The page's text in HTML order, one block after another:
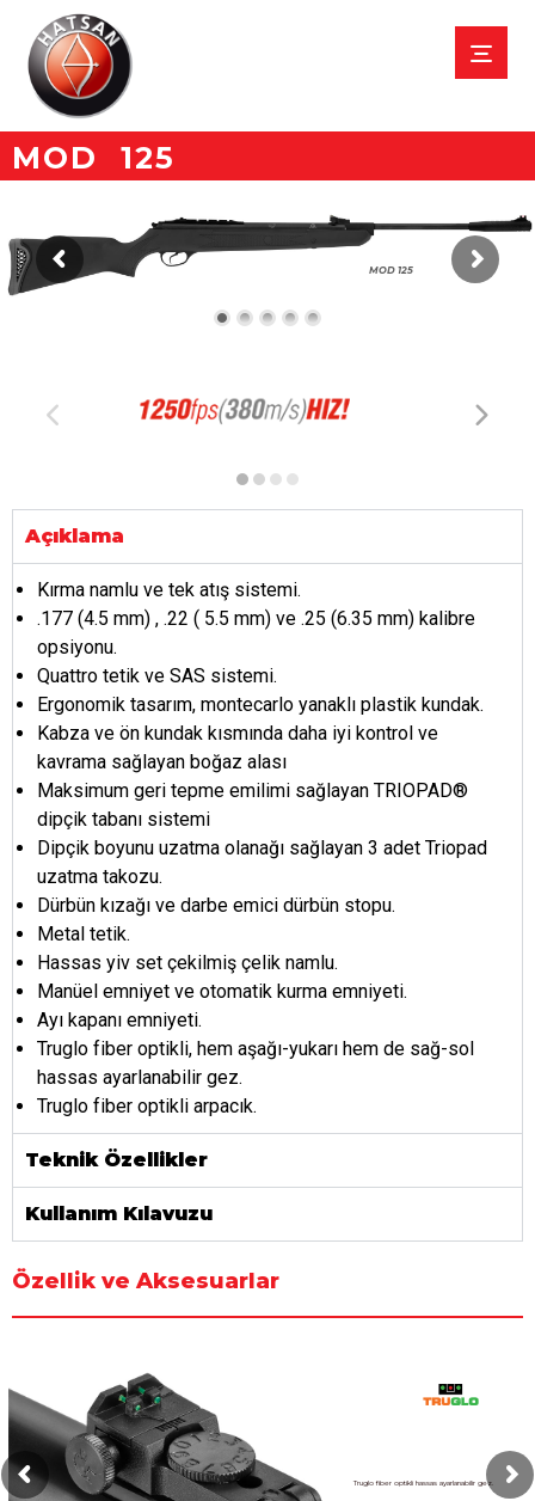
MOD 125
MOD 125
Açıklama
Kırma namlu ve tek atış sistemi.
.177 (4.5 mm) , .22 ( 5.5 mm) ve .25 (6.35 mm) kalibre
opsiyonu.
Quattro tetik ve SAS sistemi.
Ergonomik tasarım, montecarlo yanaklı plastik kundak.
Kabza ve ön kundak kısmında daha iyi kontrol ve
kavrama sağlayan boğaz alası
Maksimum geri tepme emilimi sağlayan TRIOPAD®
dipçik tabanı sistemi
Dipçik boyunu uzatma olanağı sağlayan 3 adet Triopad
uzatma takozu.
Dürbün kızağı ve darbe emici dürbün stopu.
Metal tetik.
Hassas yiv set çekilmiş çelik namlu.
Manüel emniyet ve otomatik kurma emniyeti.
Ayı kapanı emniyeti.
Truglo fiber optikli, hem aşağı-yukarı hem de sağ-sol
hassas ayarlanabilir gez.
Truglo fiber optikli arpacık.
Teknik Özellikler
Kullanım Kılavuzu
Özellik ve Aksesuarlar
Truglo fiber optikli hassas ayarlanabilir gez.